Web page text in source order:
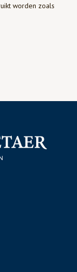
worden zoals